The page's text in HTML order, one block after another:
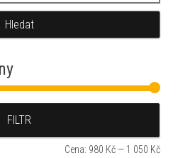
FILTR
Cena: 980 Kč — 1 050 Kč